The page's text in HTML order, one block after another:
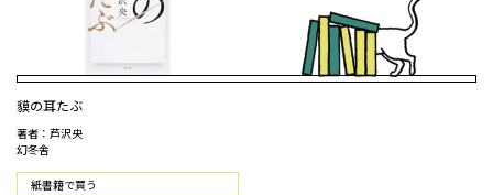
貘の耳たぶ
著者：芦沢央
幻冬舎
紙書籍で買う